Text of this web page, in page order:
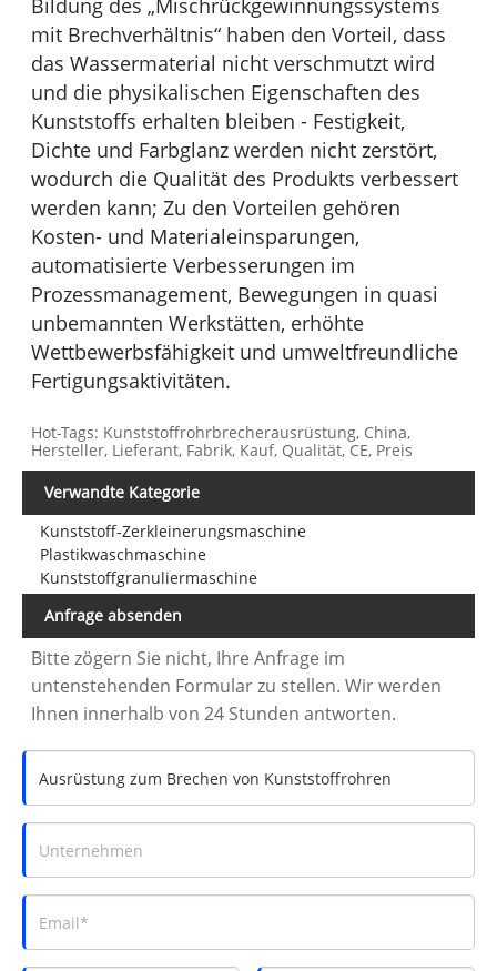
Bildung des „Mischrückgewinnungssystems
mit Brechverhältnis“ haben den Vorteil, dass
das Wassermaterial nicht verschmutzt wird
und die physikalischen Eigenschaften des
Kunststoffs erhalten bleiben - Festigkeit,
Dichte und Farbglanz werden nicht zerstört,
wodurch die Qualität des Produkts verbessert
werden kann; Zu den Vorteilen gehören
Kosten- und Materialeinsparungen,
automatisierte Verbesserungen im
Prozessmanagement, Bewegungen in quasi
unbemannten Werkstätten, erhöhte
Wettbewerbsfähigkeit und umweltfreundliche
Fertigungsaktivitäten.
Hot-Tags: Kunststoffrohrbrecherausrüstung, China,
Hersteller, Lieferant, Fabrik, Kauf, Qualität, CE, Preis
Verwandte Kategorie
Kunststoff-Zerkleinerungsmaschine
Plastikwaschmaschine
Kunststoffgranuliermaschine
Anfrage absenden
Bitte zögern Sie nicht, Ihre Anfrage im
untenstehenden Formular zu stellen. Wir werden
Ihnen innerhalb von 24 Stunden antworten.